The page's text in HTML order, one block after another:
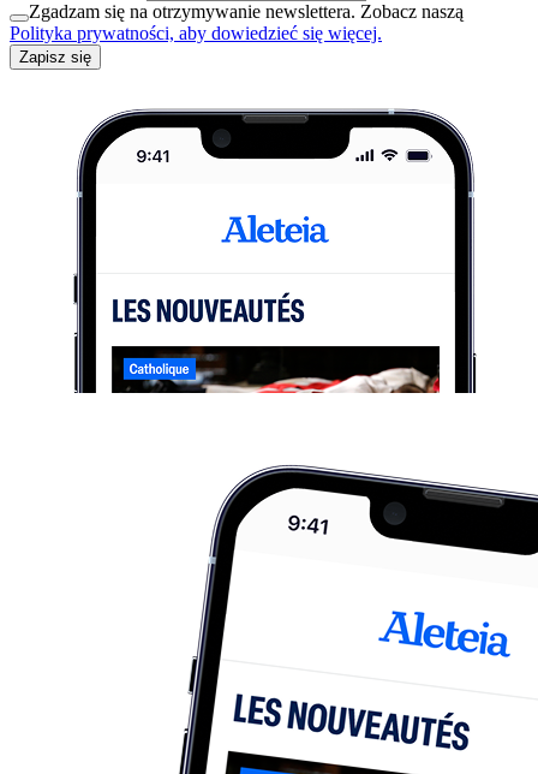
Zgadzam się na otrzymywanie newslettera. Zobacz naszą
Polityka prywatności, aby dowiedzieć się więcej.
Zapisz się